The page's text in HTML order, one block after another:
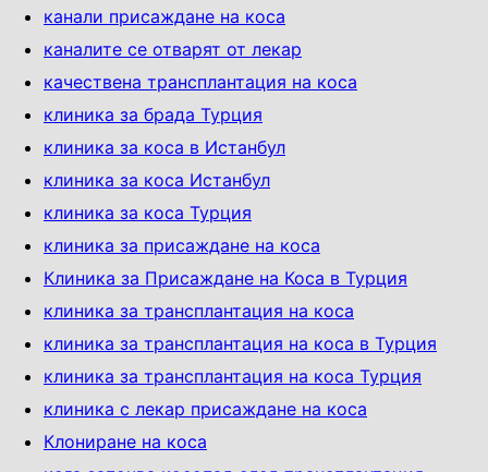
канали присаждане на коса
каналите се отварят от лекар
качествена трансплантация на коса
клиника за брада Турция
клиника за коса в Истанбул
клиника за коса Истанбул
клиника за коса Турция
клиника за присаждане на коса
Клиника за Присаждане на Коса в Турция
клиника за трансплантация на коса
клиника за трансплантация на коса в Турция
клиника за трансплантация на коса Турция
клиника с лекар присаждане на коса
Клониране на коса